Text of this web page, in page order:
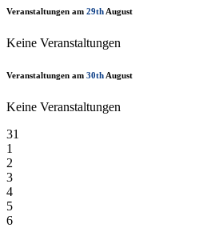
Veranstaltungen am 29th August
Keine Veranstaltungen
Veranstaltungen am 30th August
Keine Veranstaltungen
31
1
2
3
4
5
6